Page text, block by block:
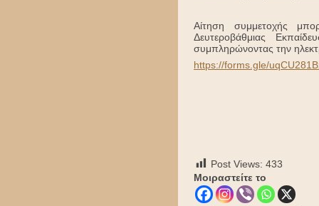
Αίτηση συμμετοχής
Δευτεροβάθμιας
συμπληρώνοντας την
https://forms.gle/
Post Views: 433
Μοιραστείτε το